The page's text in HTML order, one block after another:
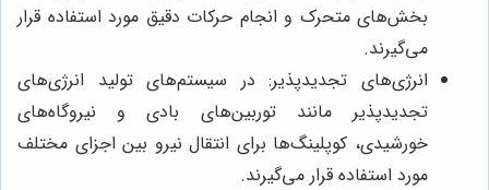
بخش‌های متحرک و انجام حرکات دقیق مورد استفاده قرار
می‌گیرند.
انرژی‌های تجدیدپذیر: در سیستم‌های تولید انرژی‌های
تجدیدپذیر مانند توربین‌های بادی و نیروگاه‌های
خورشیدی، کوپلینگ‌ها برای انتقال نیرو بین اجزای مختلف
مورد استفاده قرار می‌گیرند.